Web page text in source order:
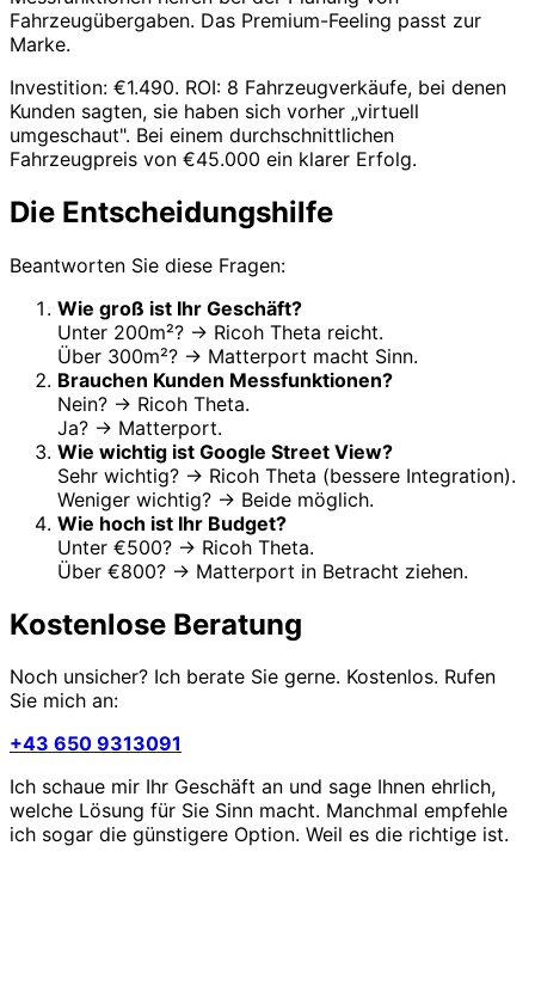
Fahrzeugübergaben. Das Premium-Feeling passt zur
Marke.
Investition: €1.490. ROI: 8 Fahrzeugverkäufe, bei denen
Kunden sagten, sie haben sich vorher „virtuell
umgeschaut". Bei einem durchschnittlichen
Fahrzeugpreis von €45.000 ein klarer Erfolg.
Die Entscheidungshilfe
Beantworten Sie diese Fragen:
Wie groß ist Ihr Geschäft?
Unter 200m²? → Ricoh Theta reicht.
Über 300m²? → Matterport macht Sinn.
Brauchen Kunden Messfunktionen?
Nein? → Ricoh Theta.
Ja? → Matterport.
Wie wichtig ist Google Street View?
Sehr wichtig? → Ricoh Theta (bessere Integration).
Weniger wichtig? → Beide möglich.
Wie hoch ist Ihr Budget?
Unter €500? → Ricoh Theta.
Über €800? → Matterport in Betracht ziehen.
Kostenlose Beratung
Noch unsicher? Ich berate Sie gerne. Kostenlos. Rufen
Sie mich an:
+43 650 9313091
Ich schaue mir Ihr Geschäft an und sage Ihnen ehrlich,
welche Lösung für Sie Sinn macht. Manchmal empfehle
ich sogar die günstigere Option. Weil es die richtige ist.